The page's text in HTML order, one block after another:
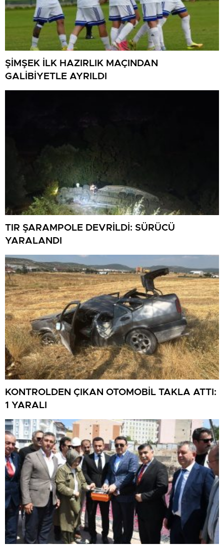
ŞİMŞEK İLK HAZIRLIK MAÇINDAN
GALİBİYETLE AYRILDI
TIR ŞARAMPOLE DEVRİLDİ: SÜRÜCÜ
YARALANDI
KONTROLDEN ÇIKAN OTOMOBİL TAKLA ATTI:
1 YARALI